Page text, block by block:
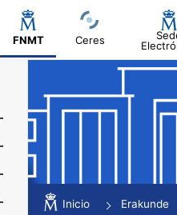
FNMT Ceres
Erakutsi/Ezkutatu
Erakutsi/Ezkutatu
Inicio Erakunde